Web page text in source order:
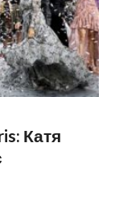
Катя